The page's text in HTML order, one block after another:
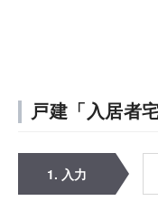
戸建「入居者
1. 入力